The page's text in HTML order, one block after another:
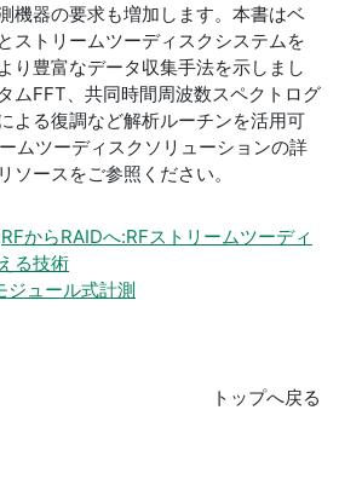
機器の要求も増加します。本書はベ
ストリームツーディスクシステムを
り豊富なデータ収集手法を示しまし
ムFFT、共同時間周波数スペクトログ
よる復調など解析ルーチンを活用可
ムツーディスクソリューションの詳
ソースをご参照ください。
RFからRAIDへ:RFストリームツーディ
る技術
ジュール式計測
トップへ戻る